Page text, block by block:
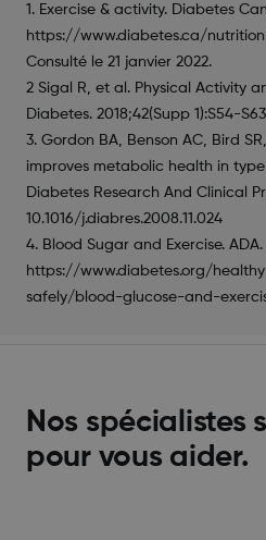
1. Exercise & activity. Diabetes
https://www.diabetes.ca/
Consulté le 21 janvier 2022.
2 Sigal R, et al. Physical Activity
Diabetes. 2018;42(Supp 1):S54-
3. Gordon BA, Benson AC, Bird
improves metabolic health in
Diabetes Research And Clinical
10.1016/j.diabres.2008.11.024
4. Blood Sugar and Exercise.
https://www.diabetes.org/
safely/blood-glucose-and-
Nos spécialistes
pour vous aider.